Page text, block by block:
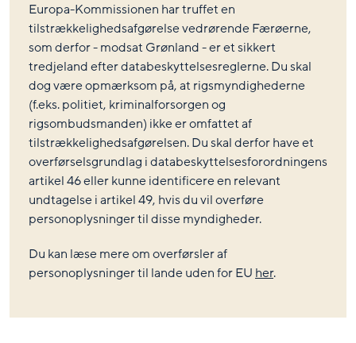
Europa-Kommissionen har truffet en
tilstrækkelighedsafgørelse vedrørende Færøerne,
som derfor - modsat Grønland - er et sikkert
tredjeland efter databeskyttelsesreglerne. Du skal
dog være opmærksom på, at rigsmyndighederne
(f.eks. politiet, kriminalforsorgen og
rigsombudsmanden) ikke er omfattet af
tilstrækkelighedsafgørelsen. Du skal derfor have et
overførselsgrundlag i databeskyttelsesforordningens
artikel 46 eller kunne identificere en relevant
undtagelse i artikel 49, hvis du vil overføre
personoplysninger til disse myndigheder.
Du kan læse mere om overførsler af
personoplysninger til lande uden for EU her.